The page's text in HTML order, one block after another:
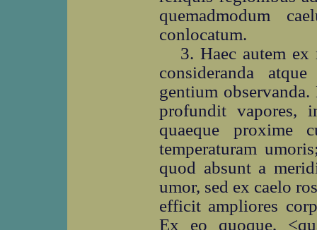
quemadmodum
conlocatum.
3. Haec autem ex
consideranda
gentium
profundit vapores,
quaeque proxime
temperaturam
quod absunt a
umor, sed ex caelo
efficit ampliores
Ex eo quoque,